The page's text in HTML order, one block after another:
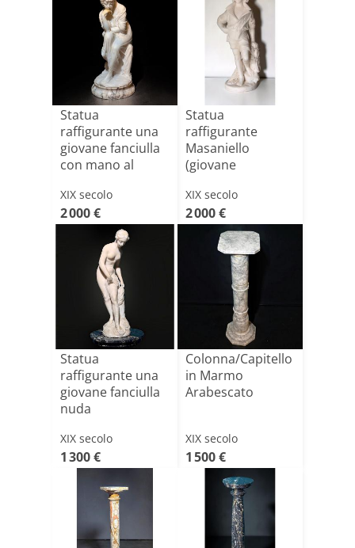
Statua
raffigurante una
giovane fanciulla
con mano al
XIX secolo
2 000 €
Statua
raffigurante
Masaniello
(giovane
Marmo Bianc[...]
XIX secolo
2 000 €
Statua
raffigurante una
giovane fanciulla
nuda
XIX secolo
1 300 €
Colonna/Capitello
in Marmo
Arabescato
XIX secolo
1 500 €